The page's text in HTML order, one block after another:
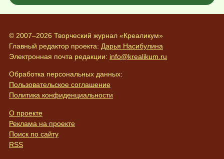
© 2007–2026 Творческий журнал «Креаликум»
Главный редактор проекта: Дарья Насибулина
Электронная почта редакции: info@krealikum.ru
Обработка персональных данных:
Пользовательское соглашение
Политика конфиденциальности
О проекте
Реклама на проекте
Поиск по сайту
RSS